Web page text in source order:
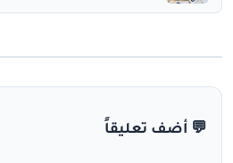
💬 أضف تعليقاً